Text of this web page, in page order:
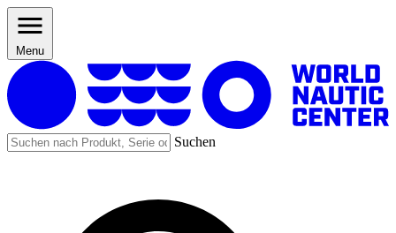
Menu
Suchen